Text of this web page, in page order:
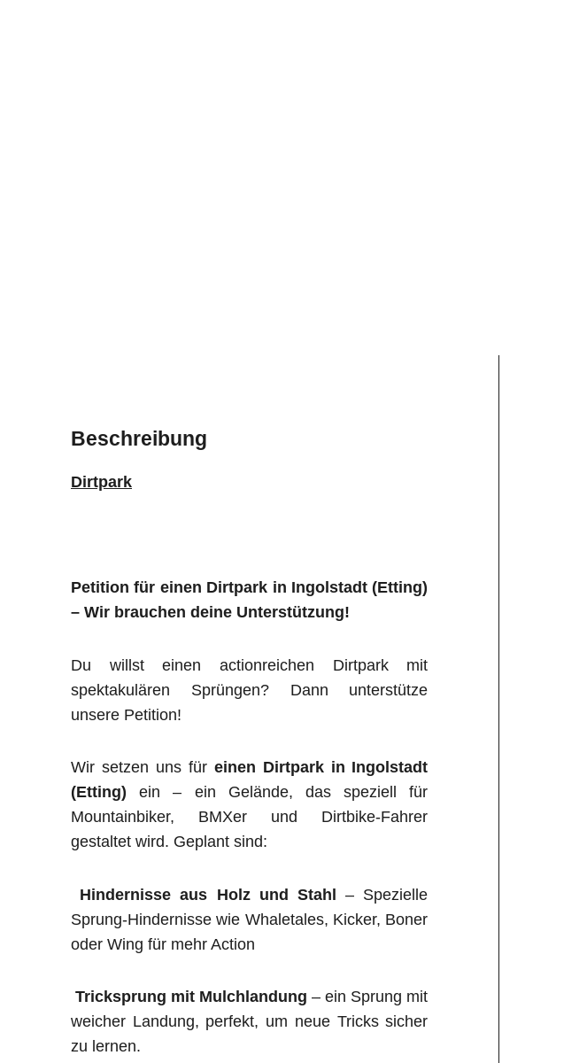
Beschreibung
Dirtpark
Petition für einen Dirtpark in Ingolstadt (Etting)
– Wir brauchen deine Unterstützung!
Du willst einen actionreichen Dirtpark mit
spektakulären Sprüngen? Dann unterstütze
unsere Petition!
Wir setzen uns für einen Dirtpark in Ingolstadt
(Etting) ein – ein Gelände, das speziell für
Mountainbiker, BMXer und Dirtbike-Fahrer
gestaltet wird. Geplant sind:
Hindernisse aus Holz und Stahl – Spezielle
Sprung-Hindernisse wie Whaletales, Kicker, Boner
oder Wing für mehr Action
Tricksprung mit Mulchlandung – ein Sprung mit
weicher Landung, perfekt, um neue Tricks sicher
zu lernen.